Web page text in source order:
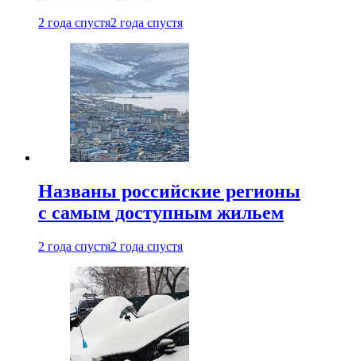
2 года спустя2 года спустя
Названы российские регионы
с самым доступным жильем
2 года спустя2 года спустя